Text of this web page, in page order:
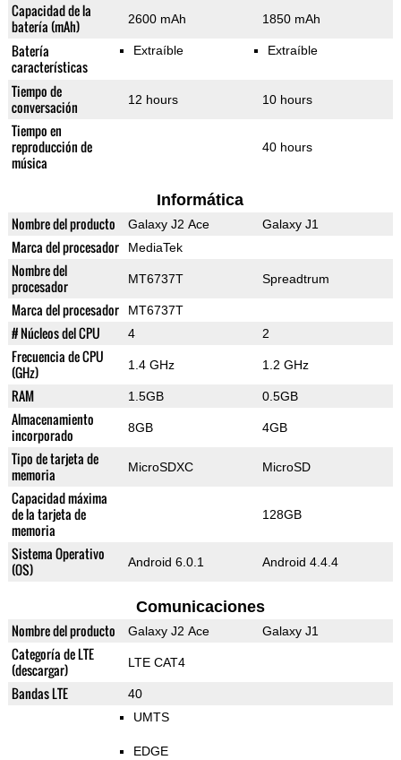
Capacidad de la
batería (mAh)
2600 mAh 1850 mAh
Batería
características
Extraíble Extraíble
Tiempo de
conversación
12 hours 10 hours
Tiempo en
reproducción de
música
40 hours
Informática
Nombre del producto Galaxy J2 Ace Galaxy J1
Marca del procesador MediaTek
Nombre del
procesador
MT6737T Spreadtrum
Marca del procesador MT6737T
# Núcleos del CPU 4 2
Frecuencia de CPU
(GHz)
1.4 GHz 1.2 GHz
RAM 1.5GB 0.5GB
Almacenamiento
incorporado
8GB 4GB
Tipo de tarjeta de
memoria
MicroSDXC MicroSD
Capacidad máxima
de la tarjeta de
memoria
128GB
Sistema Operativo
(OS)
Android 6.0.1 Android 4.4.4
Comunicaciones
Nombre del producto Galaxy J2 Ace Galaxy J1
Categoría de LTE
(descargar)
LTE CAT4
Bandas LTE 40
UMTS
EDGE